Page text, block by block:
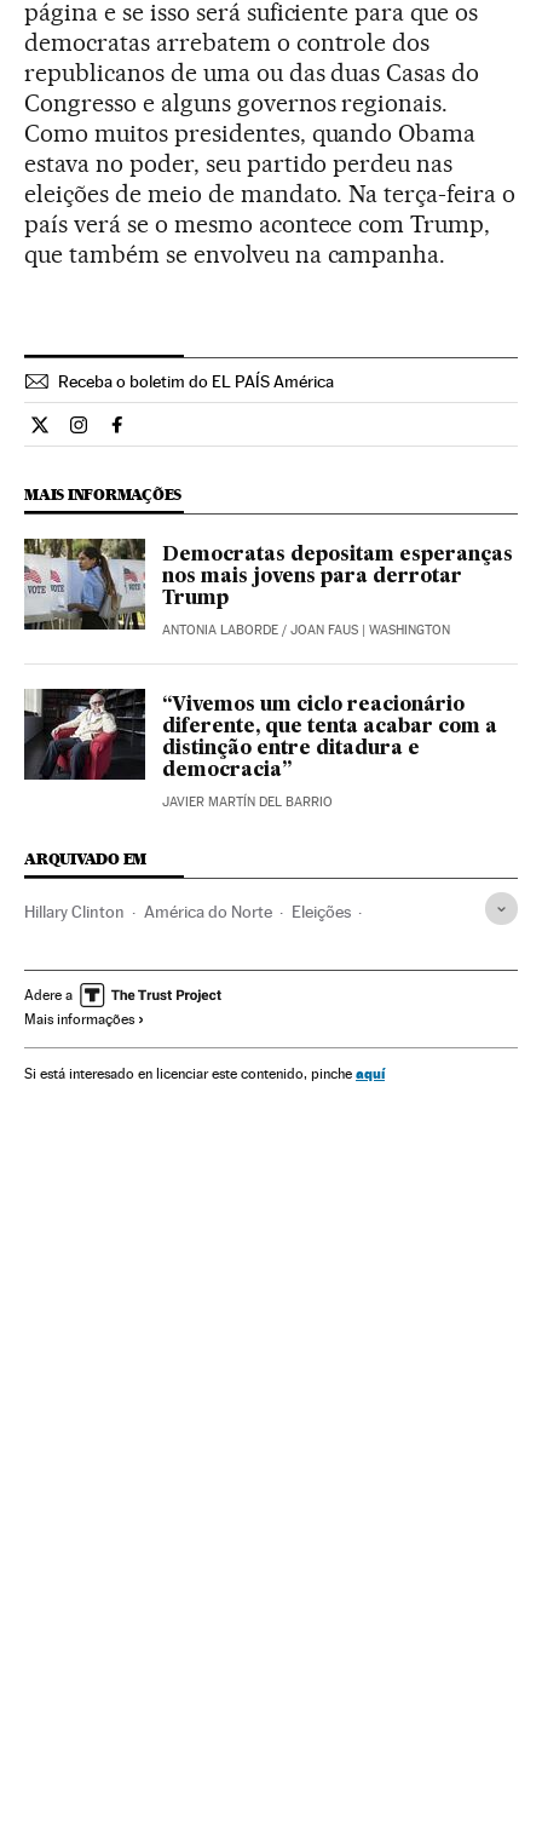
página e se isso será suficiente para que os
democratas arrebatem o controle dos
republicanos de uma ou das duas Casas do
Congresso e alguns governos regionais.
Como muitos presidentes, quando Obama
estava no poder, seu partido perdeu nas
eleições de meio de mandato. Na terça-feira o
país verá se o mesmo acontece com Trump,
que também se envolveu na campanha.
Receba o boletim do EL PAÍS América
Internacional El País Brasil en Twitter
Internacional El País Brasil en Instagram
Internacional El País Brasil en Facebook
MAIS INFORMAÇÕES
Democratas depositam esperanças
nos mais jovens para derrotar
Trump
ANTONIA LABORDE / JOAN FAUS | WASHINGTON
“Vivemos um ciclo reacionário
diferente, que tenta acabar com a
distinção entre ditadura e
democracia”
JAVIER MARTÍN DEL BARRIO
ARQUIVADO EM
Hillary Clinton América do Norte Eleições
Elecciones EEUU 2018 Donald Trump
Câmara Representantes Estados Unidos
Eleições EUA Partido Democrata EUA
Adere a
Mais informações
Si está interesado en licenciar este contenido, pinche aquí